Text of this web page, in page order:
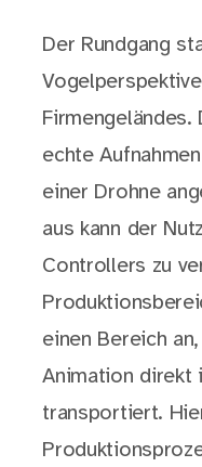
Der Rundgang
echte
einer Drohne
aus kann der
Controllers zu
einen Bereich
Animation direkt
transportiert.